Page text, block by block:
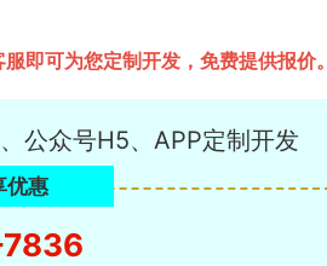
即可为您定制开发，免费提供报价。
公众号H5、APP定制开发
优惠